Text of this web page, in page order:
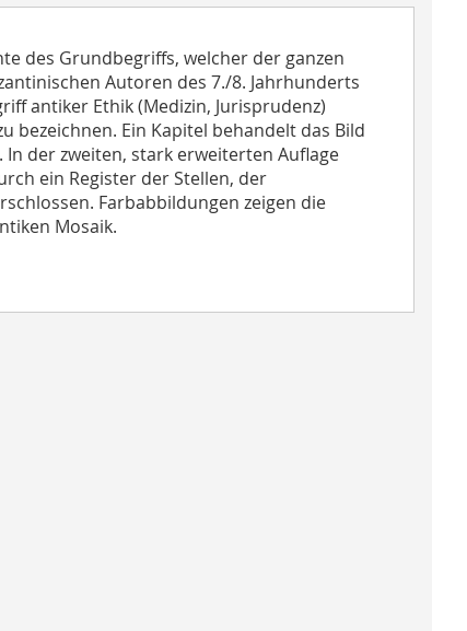
des Grundbegriffs, welcher der ganzen
Autoren des 7./8. Jahrhunderts
antiker Ethik (Medizin, Jurisprudenz)
bezeichnen. Ein Kapitel behandelt das Bild
der zweiten, stark erweiterten Auflage
ein Register der Stellen, der
Farbabbildungen zeigen die
Mosaik.